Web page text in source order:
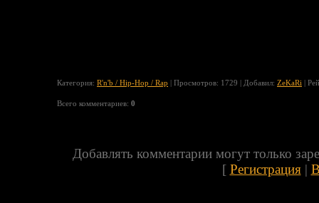
Категория: R'n'b / Hip-Hop / Rap | Просмотров: 1729 | Добавил: ZeKaRi |
Всего комментариев: 0
Добавлять комментарии могут только
[ Регистрация|